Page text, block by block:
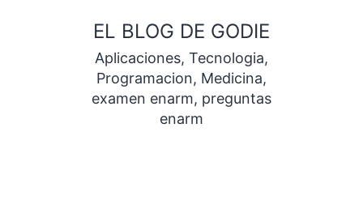
contenido
EL BLOG DE GODIE
Aplicaciones, Tecnologia,
Programacion, Medicina,
examen enarm, preguntas
enarm